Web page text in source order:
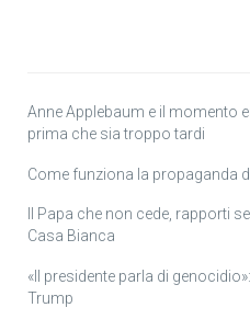
Anne Applebaum e il momento
prima che sia troppo tardi
Come funziona la propaganda
Il Papa che non cede, rapporti
Casa Bianca
«Il presidente parla di
Trump